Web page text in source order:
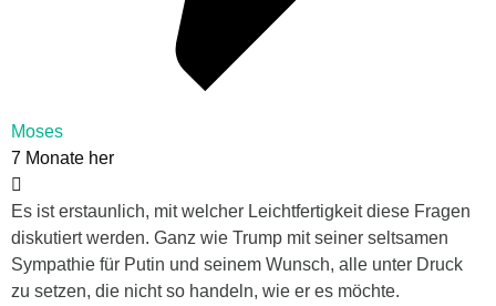
Moses
7 Monate her
Es ist erstaunlich, mit welcher Leichtfertigkeit diese Fragen
diskutiert werden. Ganz wie Trump mit seiner seltsamen
Sympathie für Putin und seinem Wunsch, alle unter Druck
zu setzen, die nicht so handeln, wie er es möchte.